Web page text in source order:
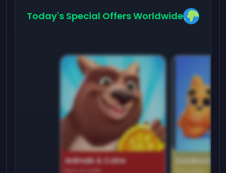
Today's Special Offers Worldwide
Animals & Coins Domino